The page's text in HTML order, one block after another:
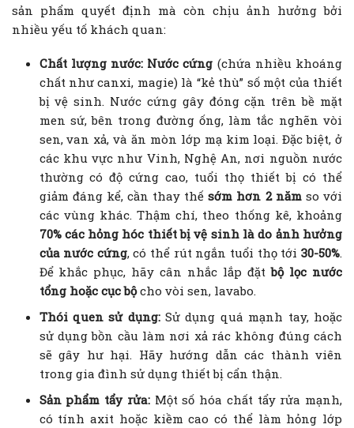
sản phẩm quyết định mà còn chịu ảnh hưởng bởi
nhiều yếu tố khách quan:
Chất lượng nước: Nước cứng (chứa nhiều khoáng
chất như canxi, magie) là “kẻ thù” số một của thiết
bị vệ sinh. Nước cứng gây đóng cặn trên bề mặt
men sứ, bên trong đường ống, làm tắc nghẽn vòi
sen, van xả, và ăn mòn lớp mạ kim loại. Đặc biệt, ở
các khu vực như Vinh, Nghệ An, nơi nguồn nước
thường có độ cứng cao, tuổi thọ thiết bị có thể
giảm đáng kể, cần thay thếsớm hơn 2 nămso với
các vùng khác. Thậm chí, theo thống kê, khoảng
70% các hỏng hóc thiết bị vệ sinh là do ảnh hưởng
của nước cứng, có thể rút ngắn tuổi thọ tới30-50%.
Để khắc phục, hãy cân nhắc lắp đặtbộ lọc nước
tổng hoặc cục bộcho vòi sen, lavabo.
Thói quen sử dụng:Sử dụng quá mạnh tay, hoặc
sử dụng bồn cầu làm nơi xả rác không đúng cách
sẽ gây hư hại. Hãy hướng dẫn các thành viên
trong gia đình sử dụng thiết bị cẩn thận.
Sản phẩm tẩy rửa:Một số hóa chất tẩy rửa mạnh,
có tính axit hoặc kiềm cao có thể làm hỏng lớp